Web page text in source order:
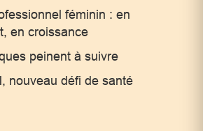
féminin : en
en croissance
peinent à suivre
nouveau défi de santé